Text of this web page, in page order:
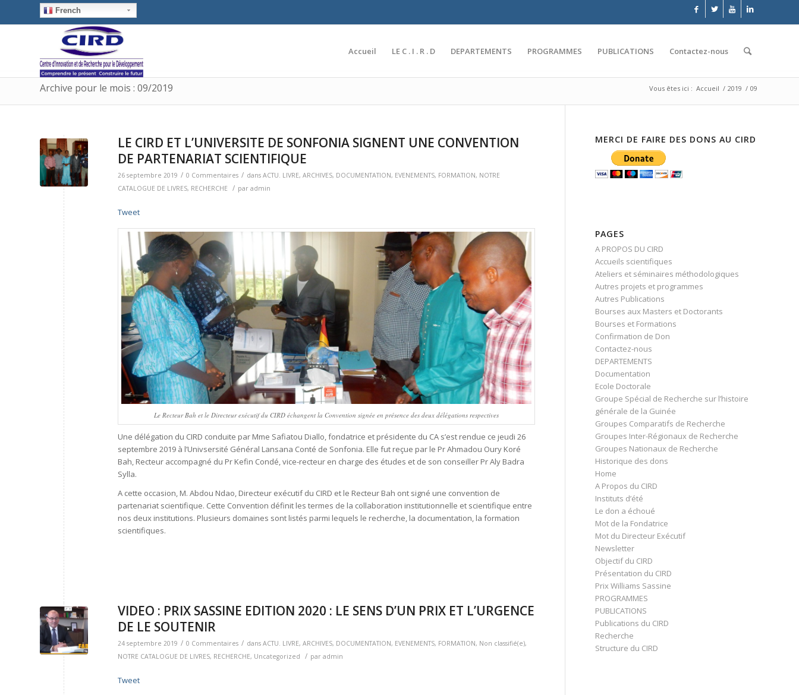
French
Accueil LE C . I . R . D DEPARTEMENTS PROGRAMMES PUBLICATIONS Contactez-nous
Archive pour le mois : 09/2019 Vous êtes ici : Accueil / 2019 / 09
LE CIRD ET L’UNIVERSITE DE SONFONIA SIGNENT UNE CONVENTION
DE PARTENARIAT SCIENTIFIQUE
26 septembre 2019 / 0 Commentaires / dans ACTU. LIVRE, ARCHIVES, DOCUMENTATION, EVENEMENTS, FORMATION, NOTRE
CATALOGUE DE LIVRES, RECHERCHE / par admin
Tweet
Le Recteur Bah et le Directeur exécutif du CIRD échangent la Convention signée en présence des deux délégations respectives
Une délégation du CIRD conduite par Mme Safiatou Diallo, fondatrice et présidente du CA s’est rendue ce jeudi 26
septembre 2019 à l’Univsersité Général Lansana Conté de Sonfonia. Elle fut reçue par le Pr Ahmadou Oury Koré
Bah, Recteur accompagné du Pr Kefin Condé, vice-recteur en charge des études et de son conseiller Pr Aly Badra
Sylla.
A cette occasion, M. Abdou Ndao, Directeur exécutif du CIRD et le Recteur Bah ont signé une convention de
partenariat scientifique. Cette Convention définit les termes de la collaboration institutionnelle et scientifique entre
nos deux institutions. Plusieurs domaines sont listés parmi lequels le recherche, la documentation, la formation
scientifiques.
VIDEO : PRIX SASSINE EDITION 2020 : LE SENS D’UN PRIX ET L’URGENCE
DE LE SOUTENIR
24 septembre 2019 / 0 Commentaires / dans ACTU. LIVRE, ARCHIVES, DOCUMENTATION, EVENEMENTS, FORMATION, Non classifié(e),
NOTRE CATALOGUE DE LIVRES, RECHERCHE, Uncategorized / par admin
Tweet
MERCI DE FAIRE DES DONS AU CIRD
PAGES
A PROPOS DU CIRD
Accueils scientifiques
Ateliers et séminaires méthodologiques
Autres projets et programmes
Autres Publications
Bourses aux Masters et Doctorants
Bourses et Formations
Confirmation de Don
Contactez-nous
DEPARTEMENTS
Documentation
Ecole Doctorale
Groupe Spécial de Recherche sur l’histoire
générale de la Guinée
Groupes Comparatifs de Recherche
Groupes Inter-Régionaux de Recherche
Groupes Nationaux de Recherche
Historique des dons
Home
A Propos du CIRD
Instituts d’été
Le don a échoué
Mot de la Fondatrice
Mot du Directeur Exécutif
Newsletter
Objectif du CIRD
Présentation du CIRD
Prix Williams Sassine
PROGRAMMES
PUBLICATIONS
Publications du CIRD
Recherche
Structure du CIRD